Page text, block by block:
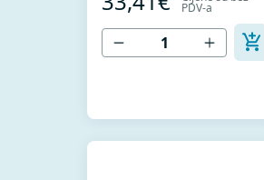
slobodan pristup sistemu
ventilacije za potrebe
opravki i održavanja. U
PDV-a